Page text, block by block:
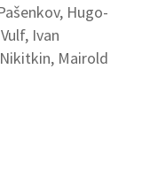
Hugo-
Ivan
Mairold